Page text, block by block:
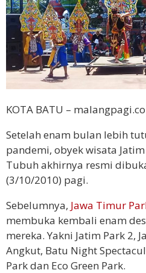
KOTA BATU –
Setelah enam bulan lebih
pandemi, obyek wisata
Tubuh akhirnya resmi
(3/10/2010) pagi.
Sebelumnya, Jawa Timur
membuka kembali enam
mereka. Yakni Jatim Park 2,
Angkut, Batu Night
Park dan Eco Green Park.